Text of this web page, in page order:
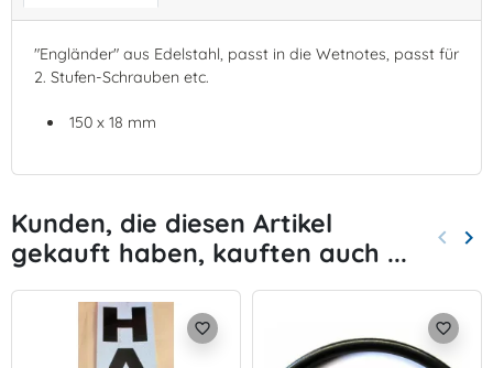
"Engländer" aus Edelstahl, passt in die Wetnotes, passt für
2. Stufen-Schrauben etc.
150 x 18 mm
Kunden, die diesen Artikel
gekauft haben, kauften auch ...
Zurück
keyboard_arrow_left keyboard_arrow_right
favorite_border favorite_border